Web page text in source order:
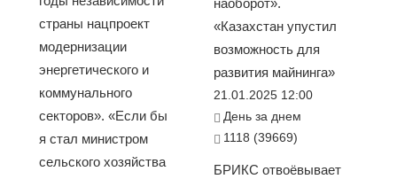
страны нацпроект
модернизации
энергетического и
коммунального
секторов». «Если бы
я стал министром
сельского хозяйства
«Казахстан упустил
возможность для
развития майнинга»
21.01.2025 12:00
День за днем
1118 (39669)
БРИКС отвоёвывает